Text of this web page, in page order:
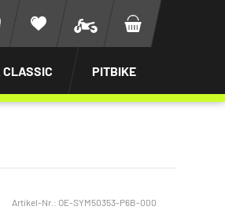
CLASSIC PITBIKE
Artikel-Nr.: OE-SYM50353-P6B-000